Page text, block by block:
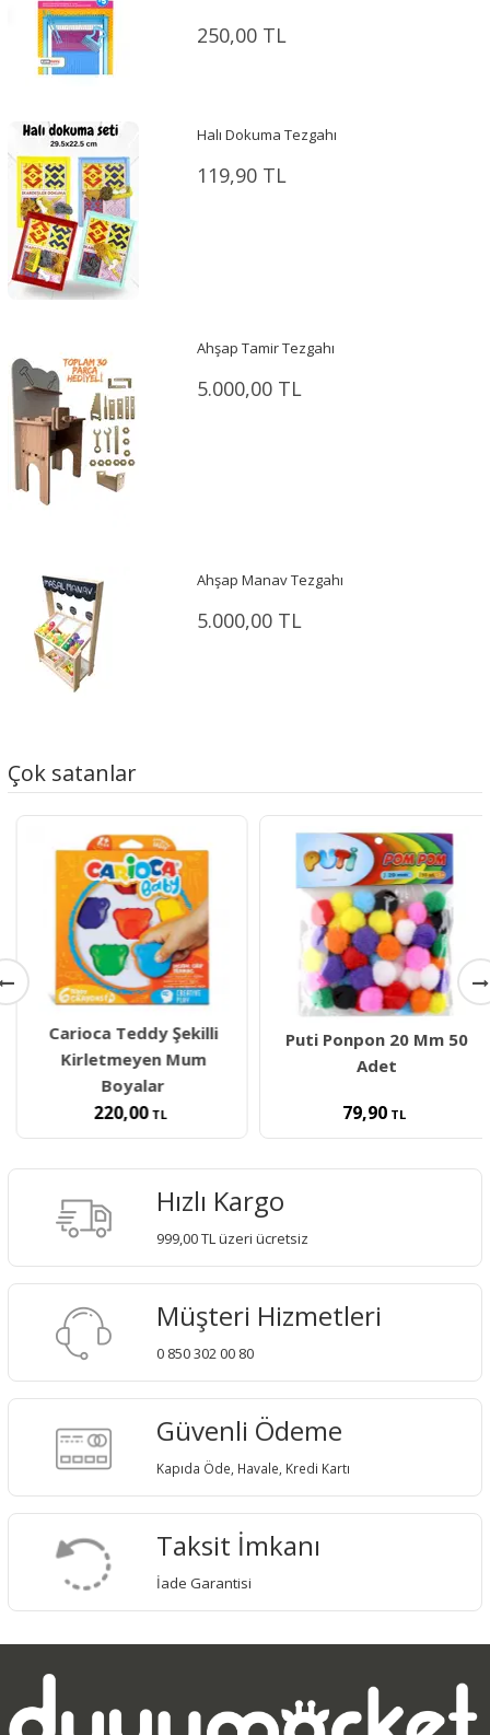
250,00 TL
Halı Dokuma Tezgahı
119,90 TL
Ahşap Tamir Tezgahı
5.000,00 TL
Ahşap Manav Tezgahı
5.000,00 TL
Çok satanlar
Carioca Teddy Şekilli
Kirletmeyen Mum
Boyalar
220,00TL
Puti Ponpon 20 Mm 50
Adet
79,90TL
Hızlı Kargo
999,00 TL üzeri ücretsiz
Müşteri Hizmetleri
0 850 302 00 80
Güvenli Ödeme
Kapıda Öde, Havale, Kredi Kartı
Taksit İmkanı
İade Garantisi